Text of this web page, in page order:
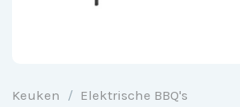
Keuken / Elektrische BBQ's